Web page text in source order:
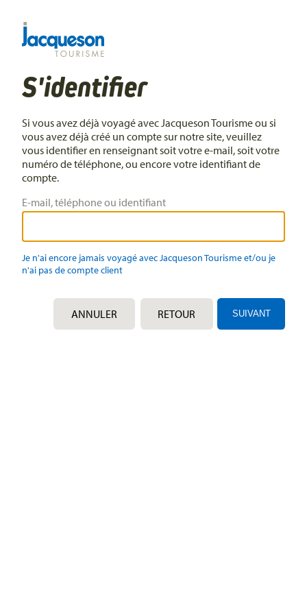
S'identifier
Si vous avez déjà voyagé avec Jacqueson Tourisme ou si
vous avez déjà créé un compte sur notre site, veuillez
vous identifier en renseignant soit votre e-mail, soit votre
numéro de téléphone, ou encore votre identifiant de
compte.
E-mail, téléphone ou identifiant
Je n'ai encore jamais voyagé avec Jacqueson Tourisme et/ou je
n'ai pas de compte client
ANNULER RETOUR